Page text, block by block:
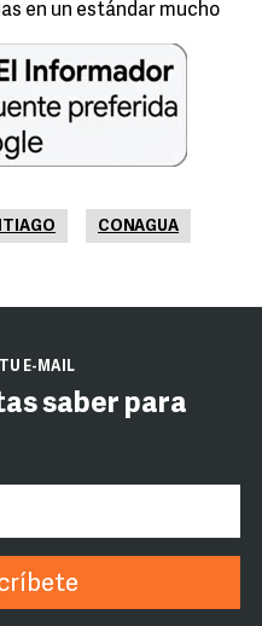
en un estándar mucho
CONAGUA
E-MAIL
saber para